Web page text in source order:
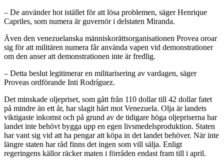
– De använder hot istället för att lösa problemen, säger Henrique
Capriles, som numera är guvernör i delstaten Miranda.
Även den venezuelanska människorättsorganisationen Provea oroar
sig för att militären numera får använda vapen vid demonstrationer
om den anser att demonstrationen inte är fredlig.
– Detta beslut legitimerar en militarisering av vardagen, säger
Proveas ordförande Inti Rodríguez.
Det minskade oljepriset, som gått från 110 dollar till 42 dollar fatet
på mindre än ett år, har slagit hårt mot Venezuela. Olja är landets
viktigaste inkomst och på grund av de tidigare höga oljepriserna har
landet inte behövt bygga upp en egen livsmedelsproduktion. Staten
har vant sig vid att ha pengar att köpa in det landet behöver. När inte
längre staten har råd finns det ingen som vill sälja. Enligt
regeringens källor räcker maten i förråden endast fram till i april.